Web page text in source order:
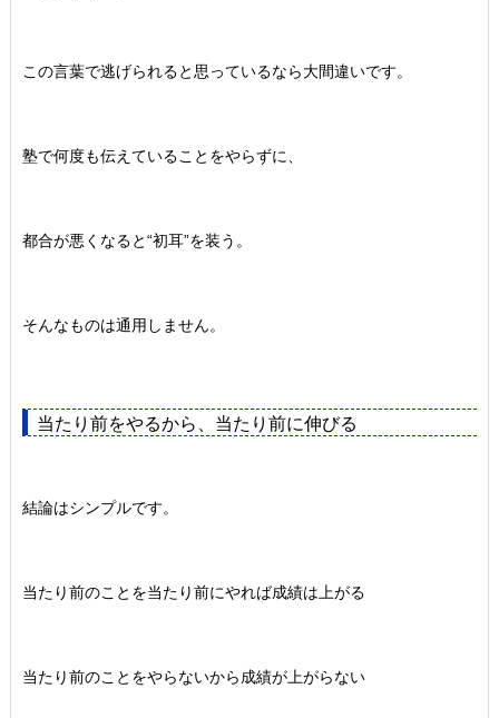
この言葉で逃げられると思っているなら大間違いです。
塾で何度も伝えていることをやらずに、
都合が悪くなると“初耳”を装う。
そんなものは通用しません。
当たり前をやるから、当たり前に伸びる
結論はシンプルです。
当たり前のことを当たり前にやれば成績は上がる
当たり前のことをやらないから成績が上がらない